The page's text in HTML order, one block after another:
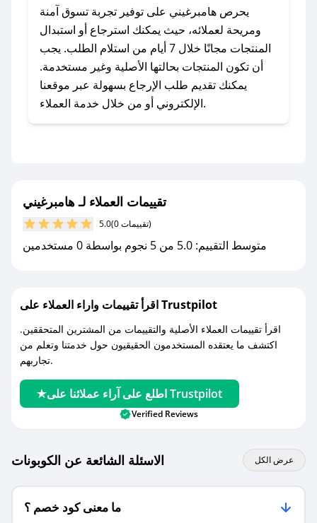
### كيف تحصل على كوبونات خصم حصرية من
هامبرغيني؟
للحصول على كوبونات وخصومات حصرية، قم بما
يلي:
- اضغط على أيقونة متابعة لمتجر هامبرغيني في
تطبيق صحصح.
مع صحصح، تسوق بذكاء ووفّر على كل مشترياتك مع
يحرص هامبرغيني على توفير تجربة تسوق آمنة
ومريحة لعملائه، حيث يمكنك استرجاع أو استبدال
المنتجات مجانًا خلال 7 أيام من استلام الطلب. يجب
أن تكون المنتجات بحالتها الأصلية وغير مستخدمة.
يمكنك تقديم طلب الإرجاع بسهولة عبر موقعنا
الإلكتروني أو من خلال خدمة العملاء.
تقييمات العملاء لـ هامبرغيني
5.0 (0 تقييمات)
متوسط التقييم: 5.0 من 5 نجوم بواسطة 0 مستخدمين
اقرأ تقييمات واراء العملاء على Trustpilot
اقرأ تقييمات العملاء الأصلية والتقييمات من المشترين المتحققين.
اكتشف ما يعتقده المستخدمون الحقيقيون حول خدمتنا وتعلم من
تجاربهم.
اطلع على آراء عملائنا على Trustpilot
Verified Reviews
الاسئلة الشائعة عن الكوبونات عرض الكل
ما معنى كود خصم ؟